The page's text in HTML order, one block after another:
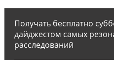
Получать бесплатно
дайджестом самых
расследований